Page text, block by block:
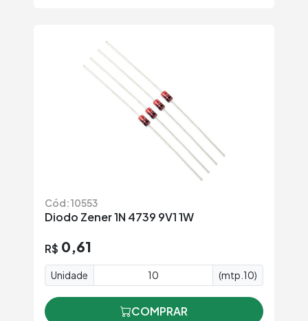
Cód: 10553
Diodo Zener 1N 4739 9V1 1W
R$ 0,61
Unidade (mtp.10)
COMPRAR